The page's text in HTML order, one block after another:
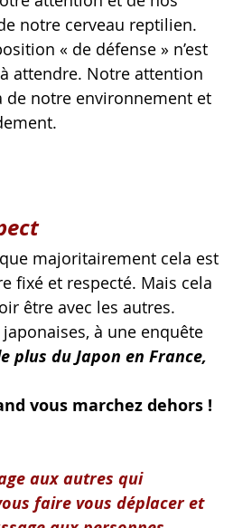
notre cerveau reptilien.
« de défense » n’est
attendre. Notre attention
de notre environnement et
majoritairement cela est
fixé et respecté. Mais cela
être avec les autres.
à une enquête
plus du Japon en France,
vous marchez dehors !
aux autres qui
faire vous déplacer et